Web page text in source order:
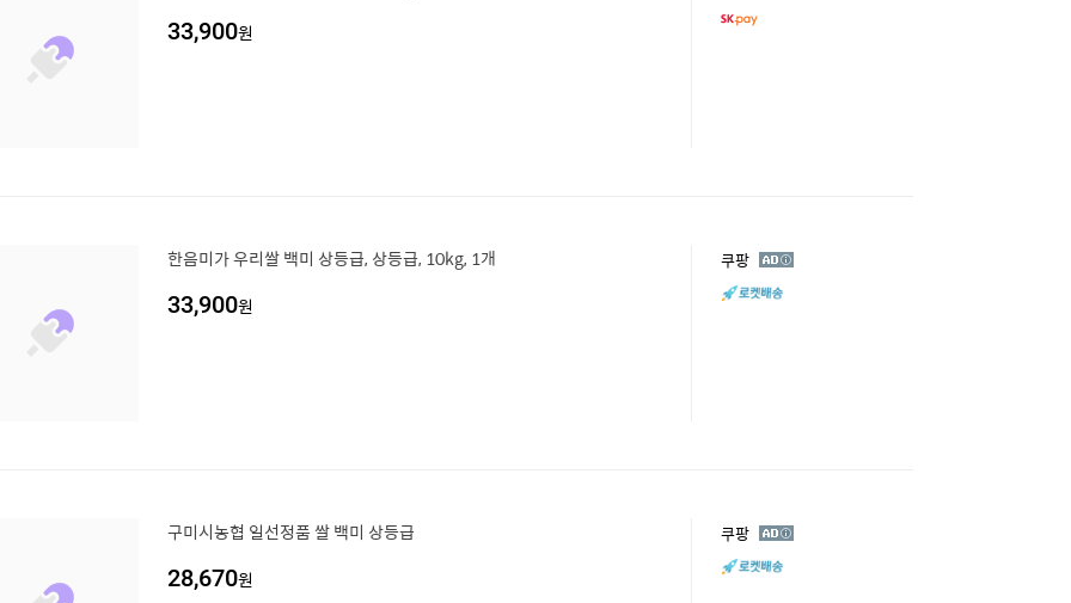
33,900원
한음미가 우리쌀 백미 상등급, 상등급, 10kg, 1개
33,900원
쿠팡 광
고
구미시농협 일선정품 쌀 백미 상등급
28,670원
쿠팡 광
고